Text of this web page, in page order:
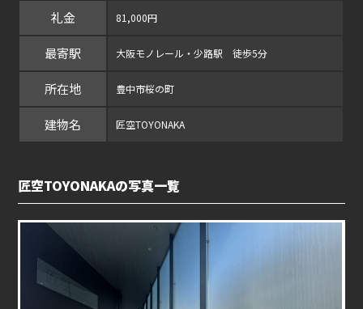
礼金 81,000円
最寄駅 大阪モノレール・少路駅 徒歩5分
所在地 豊中市桜の町
建物名 匠空TOYONAKA
匠空TOYONAKAの写真一覧